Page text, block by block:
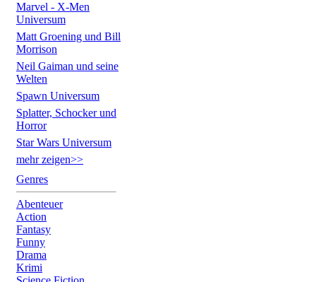
Marvel - X-Men
Universum
Matt Groening und Bill
Morrison
Neil Gaiman und seine
Welten
Spawn Universum
Splatter, Schocker und
Horror
Star Wars Universum
mehr zeigen>>
Genres
Abenteuer
Action
Fantasy
Funny
Drama
Krimi